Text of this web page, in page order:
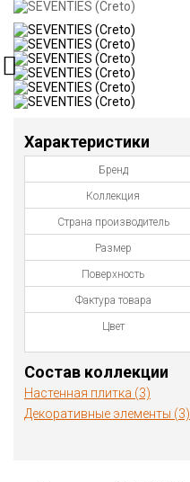
Характеристики
Бренд
Коллекция
Страна производитель
Размер
Поверхность
Фактура товара
Цвет
Состав коллекции
Настенная плитка (3)
Декоративные элементы (3)